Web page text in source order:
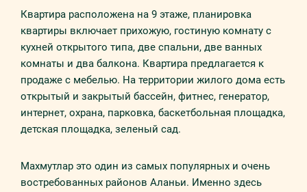
Квартира расположена на 9 этаже, планировка
квартиры включает прихожую, гостиную комнату с
кухней открытого типа, две спальни, две ванных
комнаты и два балкона. Квартира предлагается к
продаже с мебелью. На территории жилого дома есть
открытый и закрытый бассейн, фитнес, генератор,
интернет, охрана, парковка, баскетбольная площадка,
детская площадка, зеленый сад.
Махмутлар это один из самых популярных и очень
востребованных районов Аланьи. Именно здесь